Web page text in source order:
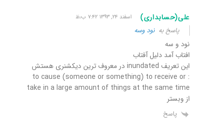
علی(حسابداری) اسفند ۲۴, ۱۳۹۳ ۷:۴۲ ب٫ظ
پاسخ بهنود وسه
نود و سه
افتاب آمد دلیل آفتاب
این تعریف inundated در معروف ترین دیکشنری هستش
: to cause (someone or something) to receive or
take in a large amount of things at the same time
از وبستر
پاسخ